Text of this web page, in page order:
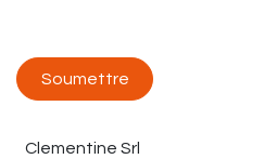
Soumettre
Clementine Srl